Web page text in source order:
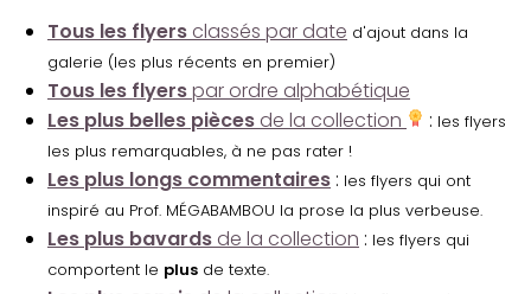
Tous les flyers classés par date d'ajout dans la
galerie (les plus récents en premier)
Tous les flyerspar ordre alphabétique
Les plus belles pièces de la collection : les flyers
les plus remarquables, à ne pas rater !
Les plus longs commentaires : les flyers qui ont
inspiré au Prof. MÉGABAMBOU la prose la plus verbeuse.
Les plus bavards de la collection : les flyers qui
comportent le plus de texte.